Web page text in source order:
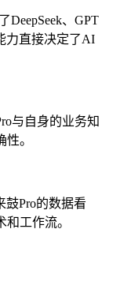
DeepSeek、GPT
力直接决定了AI
与自身的业务知
。
鼓Pro的数据看
工作流。